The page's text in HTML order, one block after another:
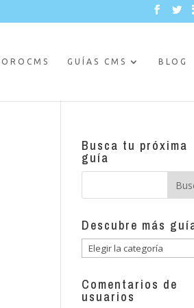
GUÍAS CMS BLOG
Busca tu próxima
guía
Descubre más
Descubre
guías
Comentarios de
usuarios